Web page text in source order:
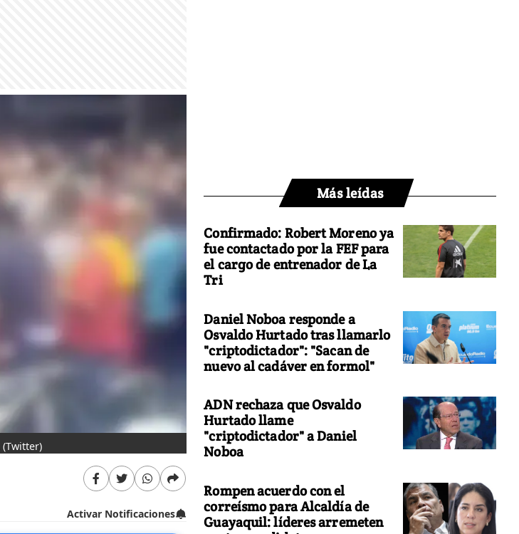
(Twitter)
Activar Notificaciones
Más leídas
Confirmado: Robert Moreno ya
fue contactado por la FEF para
el cargo de entrenador de La
Tri
Daniel Noboa responde a
Osvaldo Hurtado tras llamarlo
"criptodictador": "Sacan de
nuevo al cadáver en formol"
ADN rechaza que Osvaldo
Hurtado llame
"criptodictador" a Daniel
Noboa
Rompen acuerdo con el
correísmo para Alcaldía de
Guayaquil: líderes arremeten